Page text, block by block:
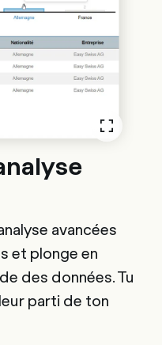
avancées
et plonge en
des données. Tu
parti de ton